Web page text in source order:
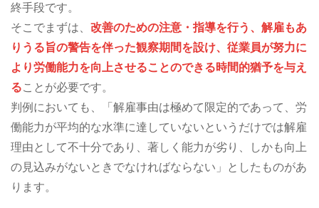
終手段です。
そこでまずは、 改善のための注意・指導を行う、解雇もあ
りうる旨の警告を伴った観察期間を設け、従業員が努力に
より労働能力を向上させることのできる時間的猶予を与え
ることが必要です。
判例においても、「解雇事由は極めて限定的であって、労
働能力が平均的な水準に達していないというだけでは解雇
理由として不十分であり、著しく能力が劣り、しかも向上
の見込みがないときでなければならない」としたものがあ
ります。